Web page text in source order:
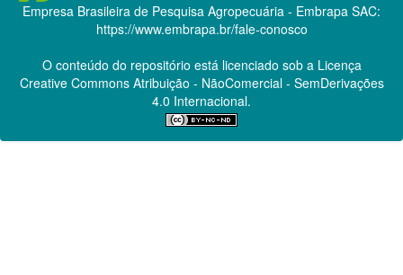
Empresa Brasileira de Pesquisa Agropecuária - Embrapa SAC:
https://www.embrapa.br/fale-conosco
O conteúdo do repositório está licenciado sob a Licença
Creative CommonsAtribuição - NãoComercial - SemDerivações
4.0 Internacional.